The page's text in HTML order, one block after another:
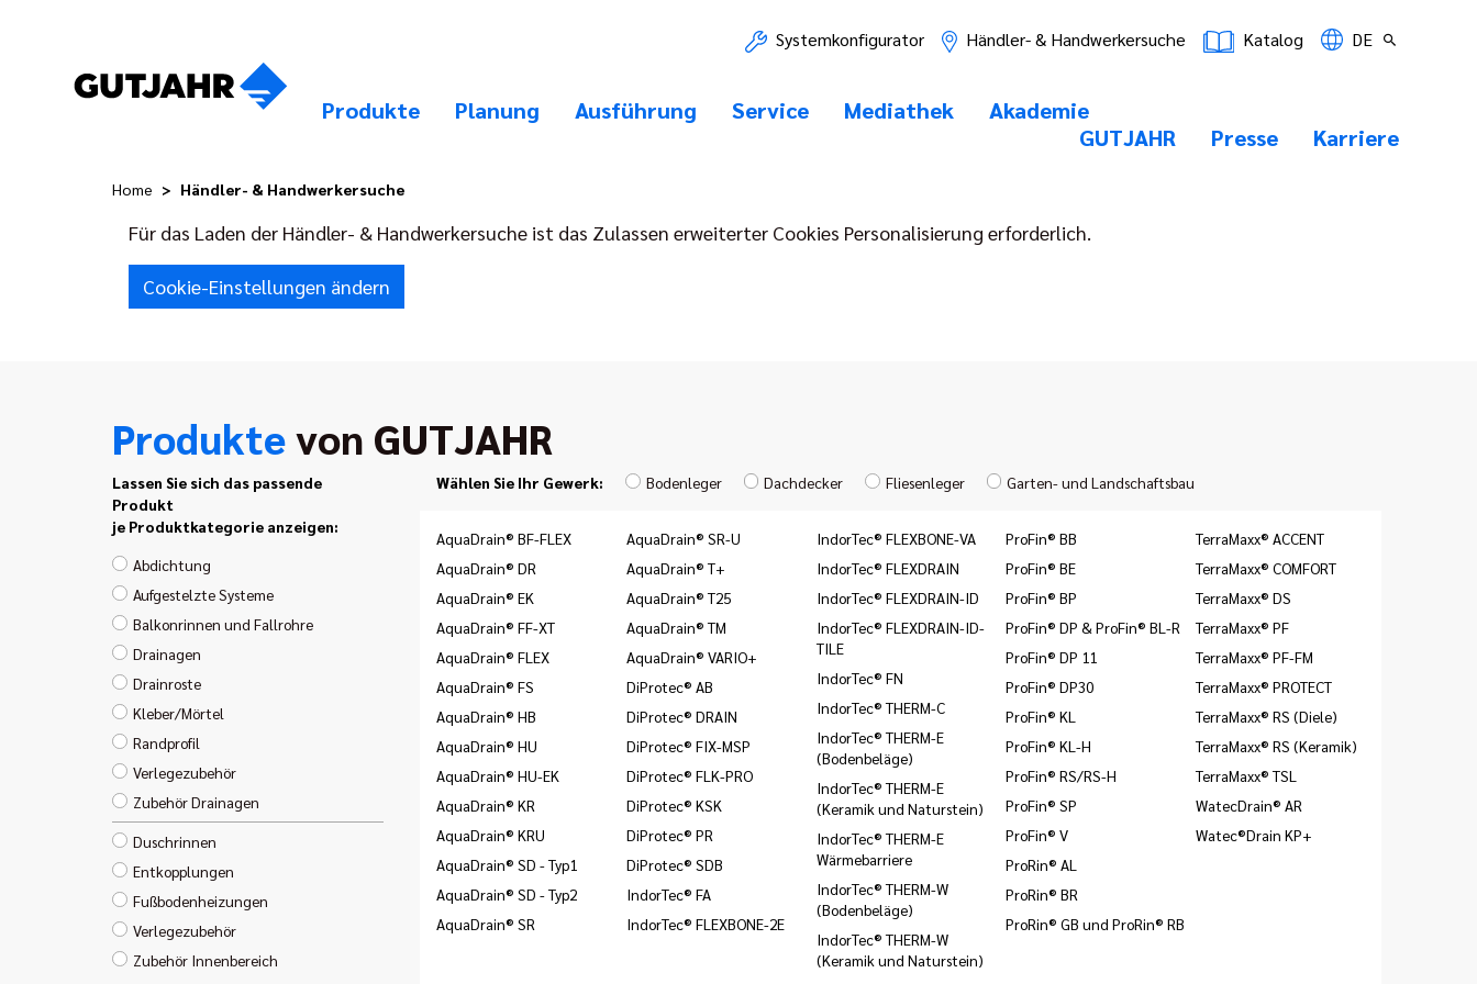
Systemkonfigurator Händler- & Handwerkersuche Katalog DE
Produkte Planung Ausführung Service Mediathek
Akademie
GUTJAHR
Presse Karriere
Home Händler- & Handwerkersuche
Für das Laden der Händler- & Handwerkersuche ist das Zulassen erweiterter Cookies Personalisierung erforderlich.
Cookie-Einstellungen ändern
Produktevon GUTJAHR
Lassen Sie sich das passende
Produkt
je Produktkategorie anzeigen:
Abdichtung
Aufgestelzte Systeme
Balkonrinnen und Fallrohre
Drainagen
Drainroste
Kleber/Mörtel
Randprofil
Verlegezubehör
Zubehör Drainagen
Duschrinnen
Entkopplungen
Fußbodenheizungen
Verlegezubehör
Zubehör Innenbereich
Wählen Sie Ihr Gewerk: Bodenleger Dachdecker Fliesenleger Garten- und Landschaftsbau
AquaDrain® BF-FLEX
AquaDrain® DR
AquaDrain® EK
AquaDrain® FF-XT
AquaDrain® FLEX
AquaDrain® FS
AquaDrain® HB
AquaDrain® HU
AquaDrain® HU-EK
AquaDrain® KR
AquaDrain® KRU
AquaDrain® SD - Typ1
AquaDrain® SD - Typ2
AquaDrain® SR
AquaDrain® SR-U
AquaDrain® T+
AquaDrain® T25
AquaDrain® TM
AquaDrain® VARIO+
DiProtec® AB
DiProtec® DRAIN
DiProtec® FIX-MSP
DiProtec® FLK-PRO
DiProtec® KSK
DiProtec® PR
DiProtec® SDB
IndorTec® FA
IndorTec® FLEXBONE-2E
IndorTec® FLEXBONE-VA
IndorTec® FLEXDRAIN
IndorTec® FLEXDRAIN-ID
IndorTec® FLEXDRAIN-ID-
TILE
IndorTec® FN
IndorTec® THERM-C
IndorTec® THERM-E
(Bodenbeläge)
IndorTec® THERM-E
(Keramik und Naturstein)
IndorTec® THERM-E
Wärmebarriere
IndorTec® THERM-W
(Bodenbeläge)
IndorTec® THERM-W
(Keramik und Naturstein)
ProFin® BB
ProFin® BE
ProFin® BP
ProFin® DP & ProFin® BL-R
ProFin® DP 11
ProFin® DP30
ProFin® KL
ProFin® KL-H
ProFin® RS/RS-H
ProFin® SP
ProFin® V
ProRin® AL
ProRin® BR
ProRin® GB und ProRin® RB
TerraMaxx® ACCENT
TerraMaxx® COMFORT
TerraMaxx® DS
TerraMaxx® PF
TerraMaxx® PF-FM
TerraMaxx® PROTECT
TerraMaxx® RS (Diele)
TerraMaxx® RS (Keramik)
TerraMaxx® TSL
WatecDrain® AR
Watec®Drain KP+